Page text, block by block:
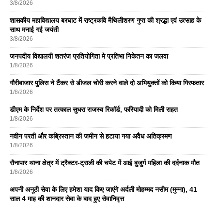
3/8/2026
शासकीय महाविद्यालय बरघाट में राष्ट्रकवि मैथिलीशरण गुप्त की श्रद्धा एवं उत्साह के
साथ मनाई गई जयंती
3/8/2026
जनपदीय विद्यालयी शतरंज प्रतियोगिता मे प्रतिभा निकेतन का जलवा
1/8/2026
गौरीबाजार पुलिस ने टैंकर से डीजल चोरी करने वाले दो अभियुक्तों को किया गिरफतार
1/8/2026
डीएम के निर्देश पर तत्काल सुधरा राजस्व रिकॉर्ड, फरियादी को मिली राहत
1/8/2026
नवीन परती और कब्रिस्तान की जमीन से हटाया गया अवैध अतिक्रमण
1/8/2026
रौनापार थाना क्षेत्र में ट्रैक्टर-ट्राली की चपेट में आई बुजुर्ग महिला की दर्दनाक मौत
1/8/2026
अपनी अनूठी सेवा के लिए हमेशा याद किए जाएंगे अर्दली मोहम्मद नसीम (मुन्ना), 41
साल 4 माह की शानदार सेवा के बाद हुए सेवानिवृत्त